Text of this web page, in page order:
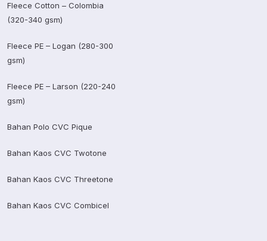
Fleece Cotton – Colombia
(320-340 gsm)
Fleece PE – Logan (280-300
gsm)
Fleece PE – Larson (220-240
gsm)
Bahan Polo CVC Pique
Bahan Kaos CVC Twotone
Bahan Kaos CVC Threetone
Bahan Kaos CVC Combicel